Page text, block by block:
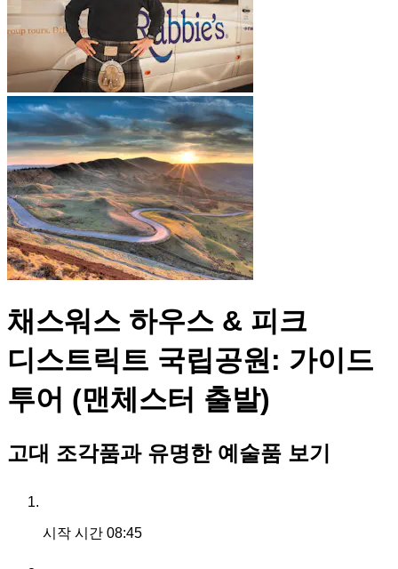
채스워스 하우스 & 피크
디스트릭트 국립공원: 가이드
투어 (맨체스터 출발)
고대 조각품과 유명한 예술품 보기
시작 시간 08:45